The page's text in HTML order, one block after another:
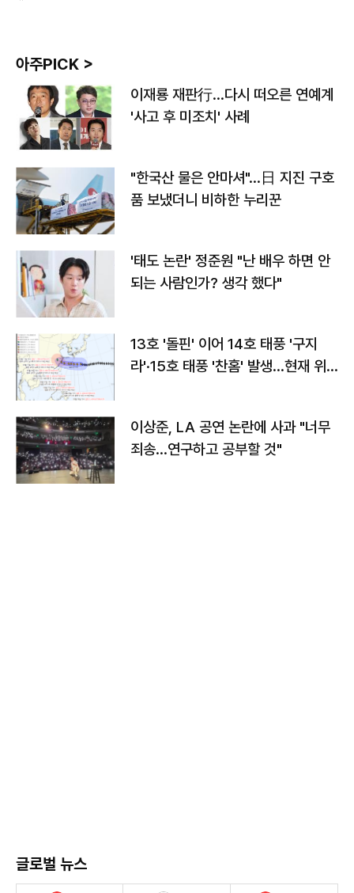
아주PICK >
이재룡 재판行…다시 떠오른 연예계
'사고 후 미조치' 사례
"한국산 물은 안마셔"…日 지진 구호
품 보냈더니 비하한 누리꾼
'태도 논란' 정준원 "난 배우 하면 안
되는 사람인가? 생각 했다"
13호 '돌핀' 이어 14호 태풍 '구지
라'·15호 태풍 '찬홈' 발생…현재 위
이상준, LA 공연 논란에 사과 "너무
죄송…연구하고 공부할 것"
글로벌 뉴스